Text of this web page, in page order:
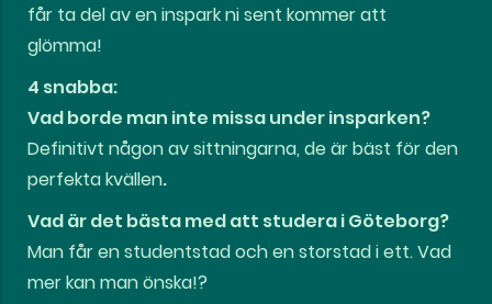
får ta del av en inspark ni sent kommer att
glömma!
4 snabba:
Vad borde man inte missa under insparken?
Definitivt någon av sittningarna, de är bäst för den
perfekta kvällen.
Vad är det bästa med att studera i Göteborg?
Man får en studentstad och en storstad i ett. Vad
mer kan man önska!?